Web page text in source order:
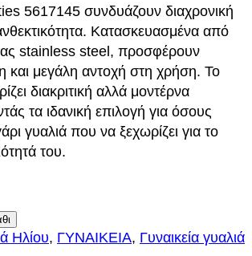
τ
ρ
έ
χ
α
5617145 συνδυάζουν διαχρονική
Κατασκευασμένα από
stainless steel, προσφέρουν
και μεγάλη αντοχή στη χρήση. Το
διακριτική αλλά μοντέρνα
τα ιδανική επιλογή για όσους
γυαλιά που να ξεχωρίζει για το
του.
Ηλίου, ΓΥΝΑΙΚΕΙΑ, Γυναικεία γυαλιά